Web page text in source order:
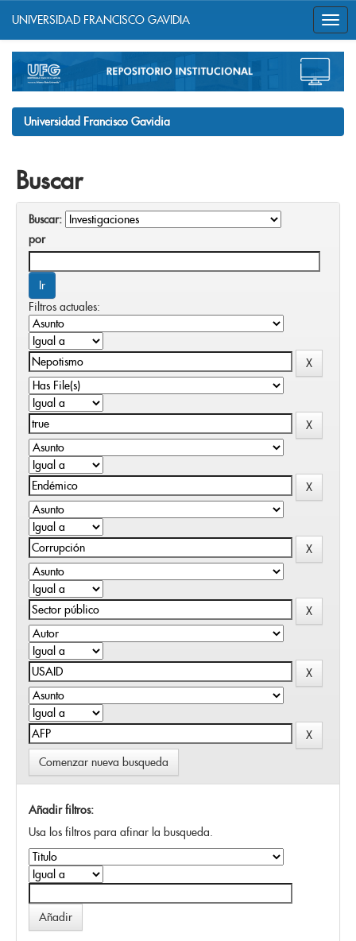
navigation
UNIVERSIDAD FRANCISCO GAVIDIA
Universidad Francisco Gavidia
Buscar
Buscar:
por
Filtros actuales:
Comenzar nueva busqueda
Añadir filtros:
Usa los filtros para afinar la busqueda.